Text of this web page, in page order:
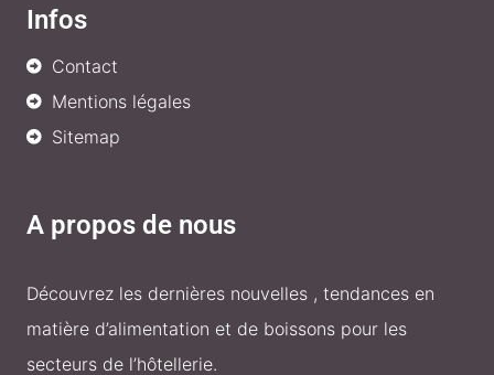
Infos
Contact
Mentions légales
Sitemap
A propos de nous
Découvrez les dernières nouvelles , tendances en
matière d’alimentation et de boissons pour les
secteurs de l’hôtellerie.